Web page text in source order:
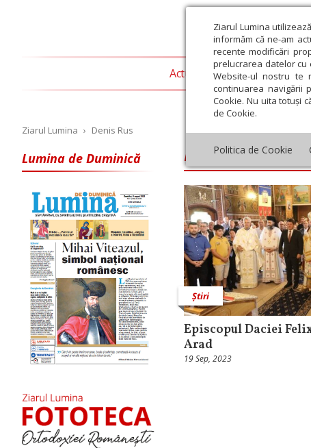
Ziarul Lumina
informăm că ne-am
recente modificări
prelucrarea datelor cu
Website-ul nostru te
continuarea navigării
Cookie. Nu uita totuși
de Cookie.
Politica de Cookie
Actualitate religioasă
Ziarul Lumina › Denis Rus
Lumina de Duminică Denis Rus
Știri
Episcopul Daciei
Arad
19 Sep, 2023
August Septembrie Octombrie Noiembrie